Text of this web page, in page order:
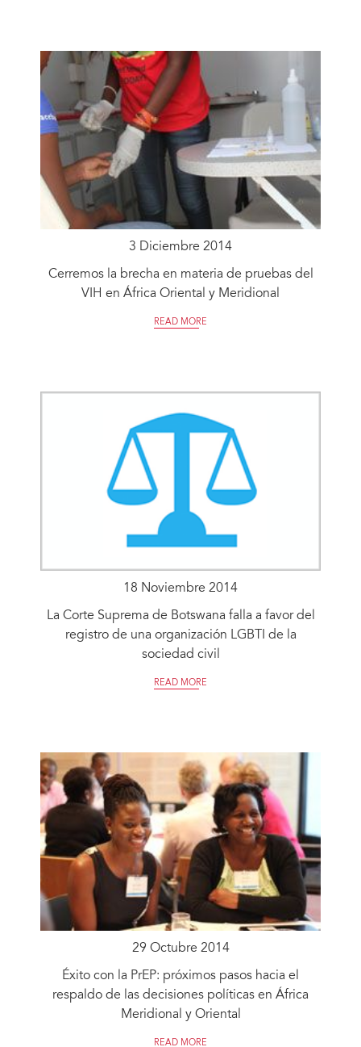
3 Diciembre 2014
Cerremos la brecha en materia de pruebas del
VIH en África Oriental y Meridional
READ MORE
18 Noviembre 2014
La Corte Suprema de Botswana falla a favor del
registro de una organización LGBTI de la
sociedad civil
READ MORE
29 Octubre 2014
Éxito con la PrEP: próximos pasos hacia el
respaldo de las decisiones políticas en África
Meridional y Oriental
READ MORE